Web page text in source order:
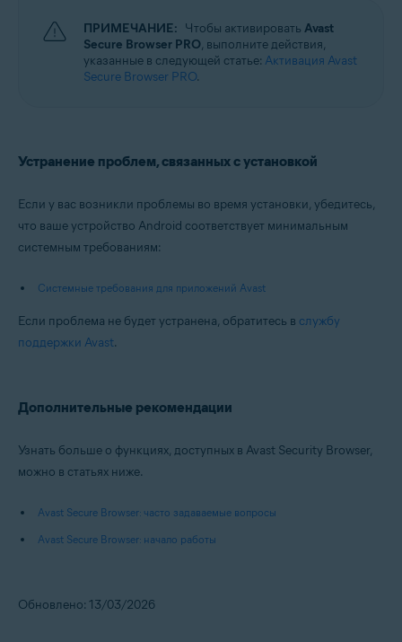
ПРИМЕЧАНИЕ: Чтобы активировать Avast
Secure Browser PRO, выполните действия,
указанные в следующей статье: Активация Avast
Secure Browser PRO.
Устранение проблем, связанных с установкой
Если у вас возникли проблемы во время установки, убедитесь,
что ваше устройство Android соответствует минимальным
системным требованиям:
Системные требования для приложений Avast
Если проблема не будет устранена, обратитесь в службу
поддержки Avast.
Дополнительные рекомендации
Узнать больше о функциях, доступных в Avast Security Browser,
можно в статьях ниже.
Avast Secure Browser: часто задаваемые вопросы
Avast Secure Browser: начало работы
Обновлено: 13/03/2026